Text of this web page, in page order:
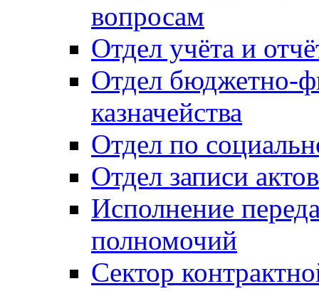
вопросам
Отдел учёта и
Отдел бюджетно-
казначейства
Отдел по
Отдел записи
Исполнение
полномочий
Сектор